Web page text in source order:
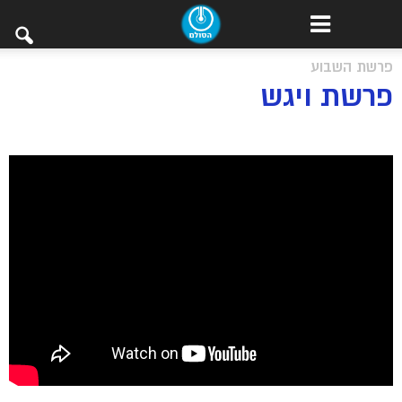
פרשת השבוע
פרשת ויגש